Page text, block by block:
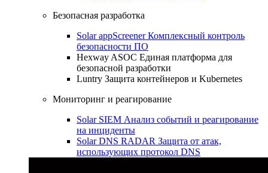
Безопасная разработка
Solar appScreenerКомплексный контроль
безопасности ПО
Hexway ASOC Единая платформа для
безопасной разработки
Luntry Защита контейнеров и Kubernetes
Мониторинг и реагирование
Solar SIEM Анализ событий и реагирование
на инциденты
Solar DNS RADAR Защита от атак,
использующих протокол DNS